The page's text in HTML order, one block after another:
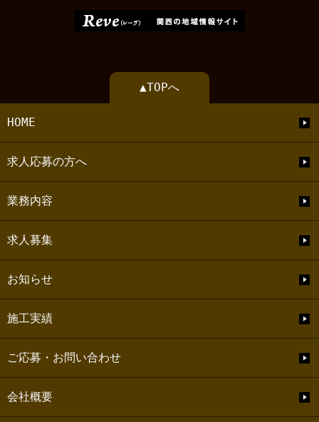
▲TOPへ
HOME
求人応募の方へ
業務内容
求人募集
お知らせ
施工実績
ご応募・お問い合わせ
会社概要